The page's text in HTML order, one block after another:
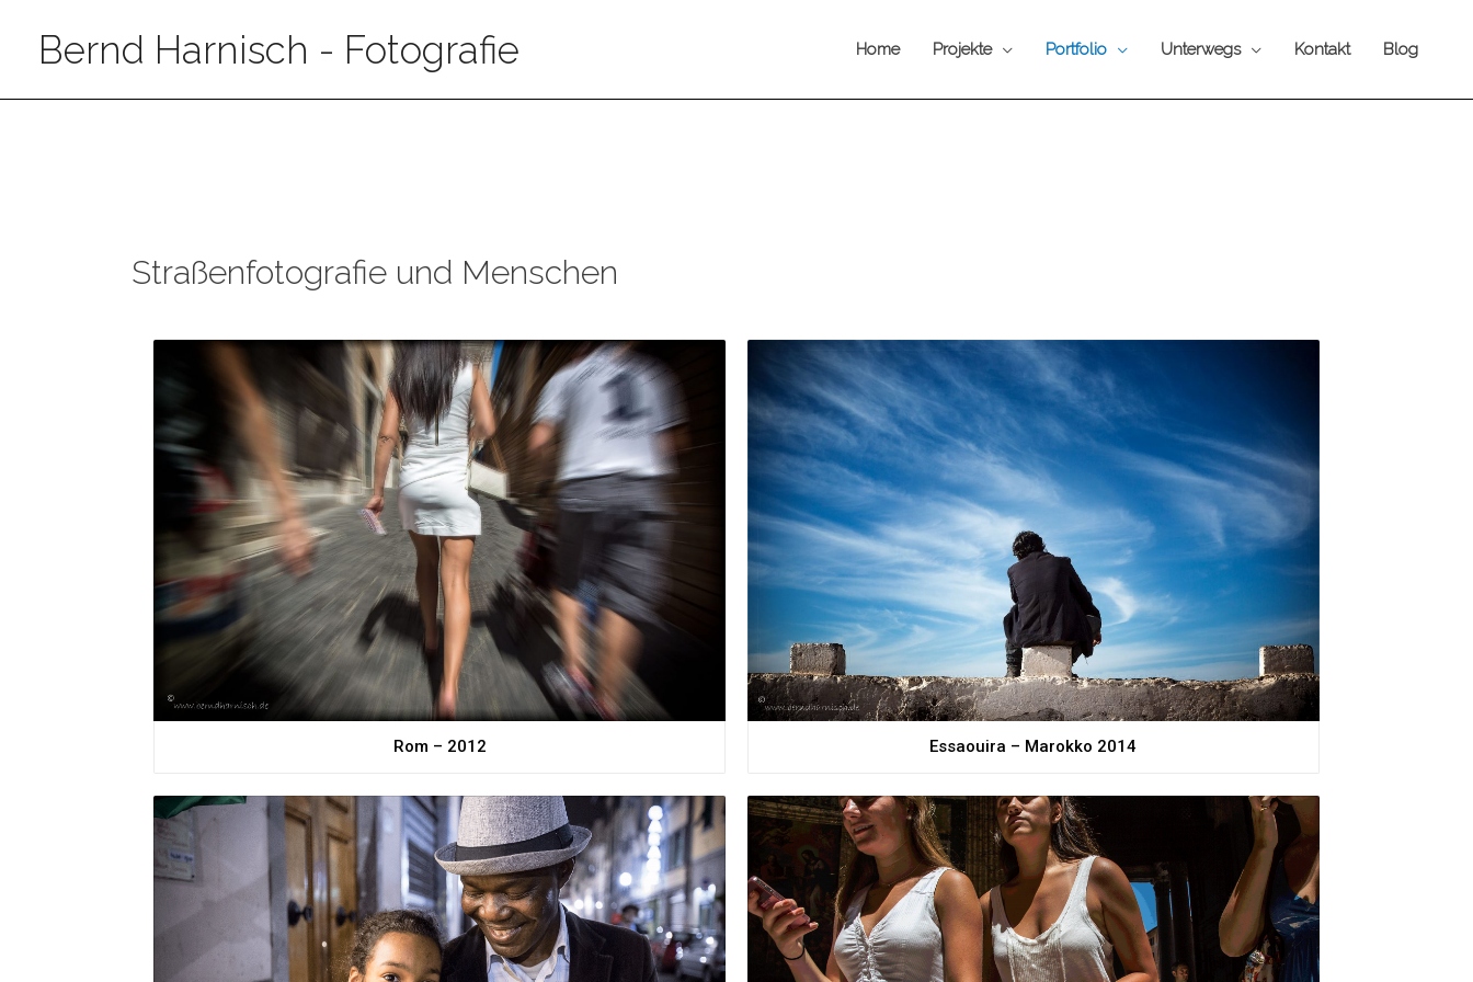
Bernd Harnisch - Fotografie Home Projekte Portfolio Unterwegs Kontakt Blog
Straßenfotografie und Menschen
Rom – 2012 Essaouira – Marokko 2014